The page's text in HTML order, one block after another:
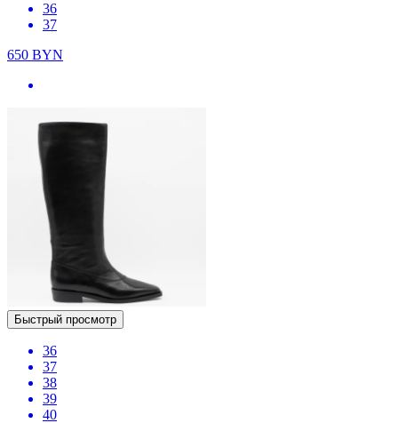
36
37
650 BYN
Быстрый просмотр
36
37
38
39
40